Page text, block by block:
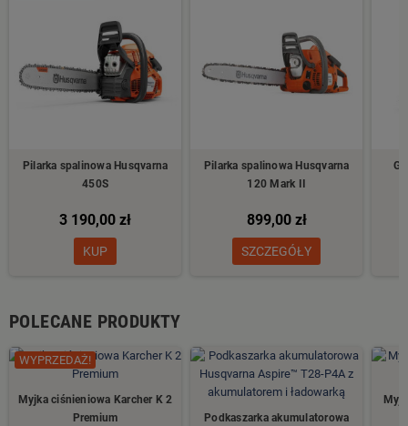
Pilarka spalinowa Husqvarna
450S
3 190,00 zł
KUP
Pilarka spalinowa Husqvarna
120 Mark II
899,00 zł
SZCZEGÓŁY
POLECANE PRODUKTY
WYPRZEDAŻ!
Myjka ciśnieniowa Karcher K 2
Premium
Podkaszarka akumulatorowa